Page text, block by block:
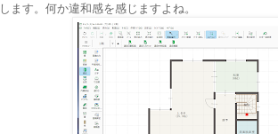
します。何か違和感を感じますよね。